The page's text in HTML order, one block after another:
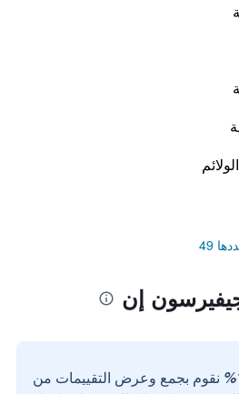
49
إن
نقوم بجمع وعرض التقييمات من